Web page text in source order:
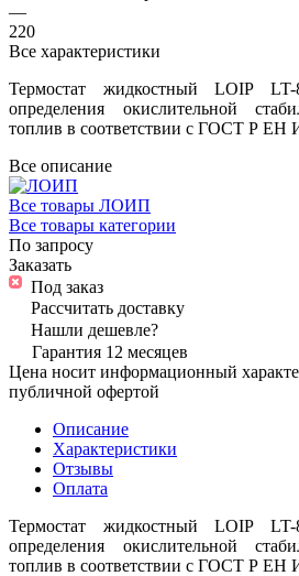
—
220
Все характеристики
Термостат жидкостный LOIP LT-
определения окислительной
топлив в соответствии с ГОСТ Р ЕН
Все описание
Все товары ЛОИП
Все товары категории
По запросу
Заказать
Под заказ
Рассчитать доставку
Нашли дешевле?
Гарантия 12 месяцев
Цена носит информационный
публичной офертой
Описание
Характеристики
Отзывы
Оплата
Термостат жидкостный LOIP LT-
определения окислительной
топлив в соответствии с ГОСТ Р ЕН